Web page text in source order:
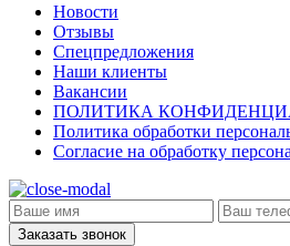
Новости
Отзывы
Спецпредложения
Наши клиенты
Вакансии
ПОЛИТИКА
Политика обработки
Согласие на обработку
Заказать звонок